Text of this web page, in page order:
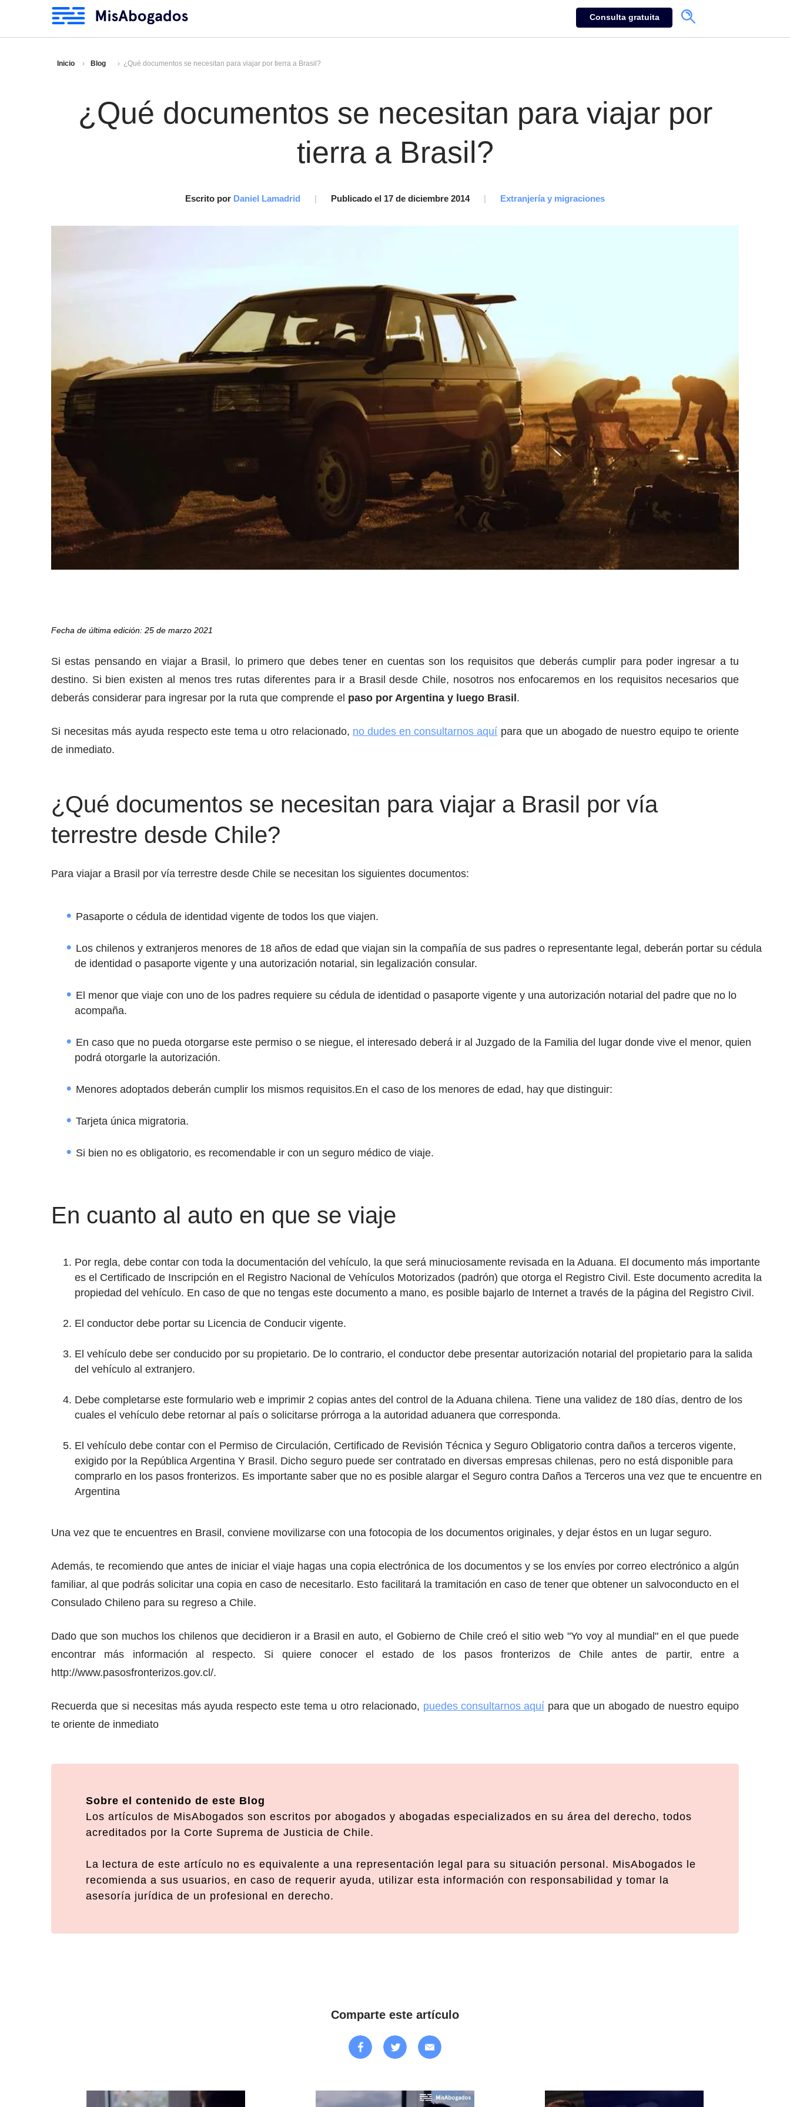
Consulta gratuita
Inicio Blog ¿Qué documentos se necesitan para viajar por tierra a Brasil?
¿Qué documentos se necesitan para viajar por
tierra a Brasil?
Escrito por Daniel Lamadrid | Publicado el 17 de diciembre 2014 | Extranjería y migraciones
Fecha de última edición: 25 de marzo 2021
Si estas pensando en viajar a Brasil, lo primero que debes tener en cuentas son los requisitos que deberás cumplir para poder ingresar a tu
destino. Si bien existen al menos tres rutas diferentes para ir a Brasil desde Chile, nosotros nos enfocaremos en los requisitos necesarios que
deberás considerar para ingresar por la ruta que comprende el paso por Argentina y luego Brasil .
Si necesitas más ayuda respecto este tema u otro relacionado, no dudes en consultarnos aquí para que un abogado de nuestro equipo te oriente
de inmediato.
¿Qué documentos se necesitan para viajar a Brasil por vía
terrestre desde Chile?
Para viajar a Brasil por vía terrestre desde Chile se necesitan los siguientes documentos:
Pasaporte o cédula de identidad vigente de todos los que viajen.
Los chilenos y extranjeros menores de 18 años de edad que viajan sin la compañía de sus padres o representante legal, deberán portar su cédula
de identidad o pasaporte vigente y una autorización notarial, sin legalización consular.
El menor que viaje con uno de los padres requiere su cédula de identidad o pasaporte vigente y una autorización notarial del padre que no lo
acompaña.
En caso que no pueda otorgarse este permiso o se niegue, el interesado deberá ir al Juzgado de la Familia del lugar donde vive el menor, quien
podrá otorgarle la autorización.
Menores adoptados deberán cumplir los mismos requisitos.En el caso de los menores de edad, hay que distinguir:
Tarjeta única migratoria.
Si bien no es obligatorio, es recomendable ir con un seguro médico de viaje.
En cuanto al auto en que se viaje
Por regla, debe contar con toda la documentación del vehículo, la que será minuciosamente revisada en la Aduana. El documento más importante
es el Certificado de Inscripción en el Registro Nacional de Vehículos Motorizados (padrón) que otorga el Registro Civil. Este documento acredita la
propiedad del vehículo. En caso de que no tengas este documento a mano, es posible bajarlo de Internet a través de la página del Registro Civil.
El conductor debe portar su Licencia de Conducir vigente.
El vehículo debe ser conducido por su propietario. De lo contrario, el conductor debe presentar autorización notarial del propietario para la salida
del vehículo al extranjero.
Debe completarse este formulario web e imprimir 2 copias antes del control de la Aduana chilena. Tiene una validez de 180 días, dentro de los
cuales el vehículo debe retornar al país o solicitarse prórroga a la autoridad aduanera que corresponda.
El vehículo debe contar con el Permiso de Circulación, Certificado de Revisión Técnica y Seguro Obligatorio contra daños a terceros vigente,
exigido por la República Argentina Y Brasil. Dicho seguro puede ser contratado en diversas empresas chilenas, pero no está disponible para
comprarlo en los pasos fronterizos. Es importante saber que no es posible alargar el Seguro contra Daños a Terceros una vez que te encuentre en
Argentina
Una vez que te encuentres en Brasil, conviene movilizarse con una fotocopia de los documentos originales, y dejar éstos en un lugar seguro.
Además, te recomiendo que antes de iniciar el viaje hagas una copia electrónica de los documentos y se los envíes por correo electrónico a algún
familiar, al que podrás solicitar una copia en caso de necesitarlo. Esto facilitará la tramitación en caso de tener que obtener un salvoconducto en el
Consulado Chileno para su regreso a Chile.
Dado que son muchos los chilenos que decidieron ir a Brasil en auto, el Gobierno de Chile creó el sitio web "Yo voy al mundial" en el que puede
encontrar más información al respecto. Si quiere conocer el estado de los pasos fronterizos de Chile antes de partir, entre a
http://www.pasosfronterizos.gov.cl/.
Recuerda que si necesitas más ayuda respecto este tema u otro relacionado, puedes consultarnos aquí para que un abogado de nuestro equipo
te oriente de inmediato
Sobre el contenido de este Blog
Los artículos de MisAbogados son escritos por abogados y abogadas especializados en su área del derecho, todos
acreditados por la Corte Suprema de Justicia de Chile.
La lectura de este artículo no es equivalente a una representación legal para su situación personal. MisAbogados le
recomienda a sus usuarios, en caso de requerir ayuda, utilizar esta información con responsabilidad y tomar la
asesoría jurídica de un profesional en derecho.
Comparte este artículo